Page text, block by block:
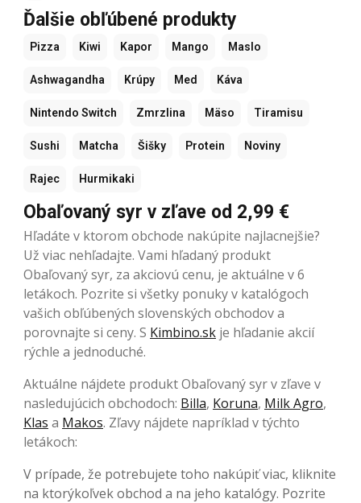
Ďalšie obľúbené produkty
Pizza Kiwi Kapor Mango Maslo
Ashwagandha Krúpy Med Káva
Nintendo Switch Zmrzlina Mäso Tiramisu
Sushi Matcha Šišky Protein Noviny
Rajec Hurmikaki
Obaľovaný syr v zľave od 2,99 €
Hľadáte v ktorom obchode nakúpite najlacnejšie?
Už viac nehľadajte. Vami hľadaný produkt
Obaľovaný syr, za akciovú cenu, je aktuálne v 6
letákoch. Pozrite si všetky ponuky v katalógoch
vašich obľúbených slovenských obchodov a
porovnajte si ceny. S Kimbino.sk je hľadanie akcií
rýchle a jednoduché.
Aktuálne nájdete produkt Obaľovaný syr v zľave v
nasledujúcich obchodoch: Billa, Koruna, Milk Agro,
Klas a Makos. Zľavy nájdete napríklad v týchto
letákoch:
V prípade, že potrebujete toho nakúpiť viac, kliknite
na ktorýkoľvek obchod a na jeho katalógy. Pozrite